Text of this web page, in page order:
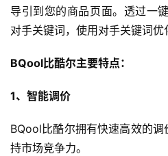
导引到您的商品页面。透过一
对手关键词，使用对手关键词优
BQool比酷尔主要特点：
1、智能调价
BQool比酷尔拥有快速高效的
持市场竞争力。